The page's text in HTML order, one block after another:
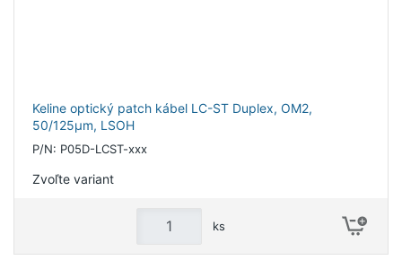
Keline optický patch kábel LC-ST Duplex, OM2,
50/125µm, LSOH
P/N: P05D-LCST-xxx
Zvoľte variant
ks